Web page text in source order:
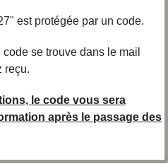
est protégée par un code.
se trouve dans le mail
reçu.
le code vous sera
après le passage des